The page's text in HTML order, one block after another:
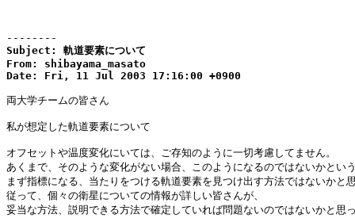
--------
Subject: 軌道要素について
From: shibayama_masato
Date: Fri, 11 Jul 2003 17:16:00 +0900
両大学チームの皆さん
私が想定した軌道要素について
オフセットや温度変化にいては、ご存知のように一切考慮してません。
あくまで、そのような変化がない場合、このようになるのではないかとい
まず指標になる、当たりをつける軌道要素を見つけ出す方法ではないかと
従って、個々の衛星についての情報が詳しい皆さんが、
妥当な方法、説明できる方法で確定していれば問題ないのではないかと思